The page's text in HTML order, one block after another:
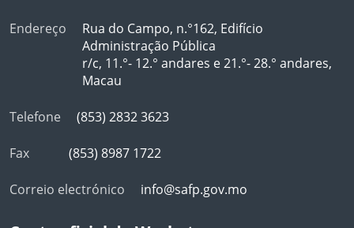
Endereço
Rua do Campo, n.°162, Edifício
Administração Pública
r/c, 11.°- 12.° andares e 21.°- 28.° andares,
Macau
Telefone (853) 2832 3623
Fax (853) 8987 1722
Correio electrónico info@safp.gov.mo